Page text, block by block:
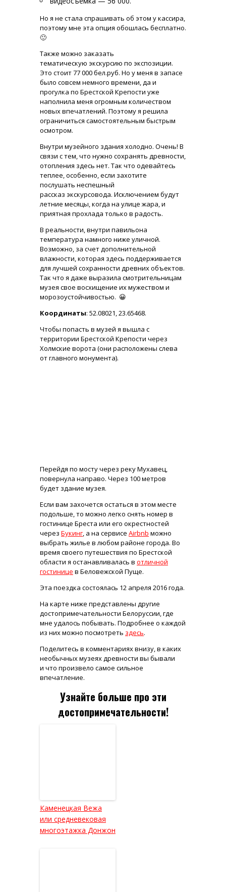
Но я не стала спрашивать об этом у кассира,
поэтому мне эта опция обошлась бесплатно.
🙂
Также можно заказать
тематическую экскурсию по экспозиции.
Это стоит 77 000 бел.руб. Но у меня в запасе
было совсем немного времени, да и
прогулка по Брестской Крепости уже
наполнила меня огромным количеством
новых впечатлений. Поэтому я решила
ограничиться самостоятельным быстрым
осмотром.
Внутри музейного здания холодно. Очень! В
связи с тем, что нужно сохранять древности,
отопления здесь нет. Так что одевайтесь
теплее, особенно, если захотите
послушать неспешный
рассказ экскурсовода. Исключением будут
летние месяцы, когда на улице жара, и
приятная прохлада только в радость.
В реальности, внутри павильона
температура намного ниже уличной.
Возможно, за счет дополнительной
влажности, которая здесь поддерживается
для лучшей сохранности древних объектов.
Так что я даже выразила смотрительницам
музея свое восхищение их мужеством и
морозоустойчивостью. 😀
Координаты: 52.08021, 23.65468.
Чтобы попасть в музей я вышла с
территории Брестской Крепости через
Холмские ворота (они расположены слева
от главного монумента).
Перейдя по мосту через реку Мухавец,
повернула направо. Через 100 метров
будет здание музея.
Если вам захочется остаться в этом месте
подольше, то можно легко снять номер в
гостинице Бреста или его окрестностей
через Букинг, а на сервисе Airbnb можно
выбрать жилье в любом районе города. Во
время своего путешествия по Брестской
области я останавливалась в отличной
гостинице в Беловежской Пуще.
Эта поездка состоялась 12 апреля 2016 года.
На карте ниже представлены другие
достопримечательности Белоруссии, где
мне удалось побывать. Подробнее о каждой
из них можно посмотреть здесь.
Поделитесь в комментариях внизу, в каких
необычных музеях древности вы бывали
и что произвело самое сильное
впечатление.
Узнайте больше про эти
достопримечательности!
Каменецкая Вежа
или средневековая
многоэтажка Донжон